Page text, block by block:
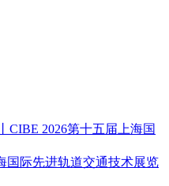
CIBE 2026第十五届上海国
国际先进轨道交通技术展览